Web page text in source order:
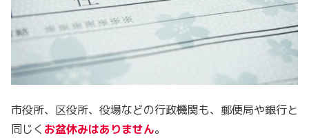
市役所、区役所、役場などの行政機関も、郵便局や銀行と
同じく お盆休みはありません。